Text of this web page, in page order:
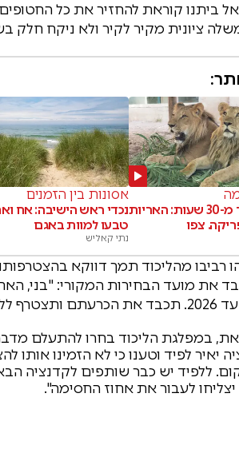
ביתנו קוראת להחזיר את כל
ציונית מקיר לקיר ולא ניקח חלק
אחרי יותר מ-30 שעות: האריות
צפו
אסונות בין הזמנים
נכדי ראש הישיבה: אח
טבעו למוות באגם
נתי קאליש
רביבו מהליכוד תמך דווקא
את מועד הבחירות המקורי: "בני,
כל החטופים".
במפלגת הליכוד בחרו להתעלם
יאיר לפיד וטענו כי לא הזמינו
ללפיד יש כבר שותפים לקדנציה
יצליחו לעבור את אחוז החסימה".